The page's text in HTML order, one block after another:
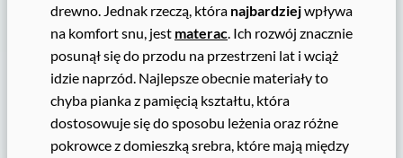
drewno. Jednak rzeczą, która najbardziejwpływa
na komfort snu, jest materac. Ich rozwój znacznie
posunął się do przodu na przestrzeni lat i wciąż
idzie naprzód. Najlepsze obecnie materiały to
chyba pianka z pamięcią kształtu, która
dostosowuje się do sposobu leżenia oraz różne
pokrowce z domieszką srebra, które mają między